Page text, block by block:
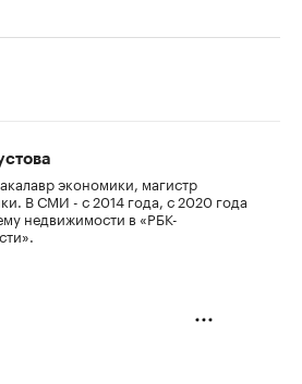
экономики, магистр
В СМИ - с 2014 года, с 2020 года
недвижимости в «РБК-